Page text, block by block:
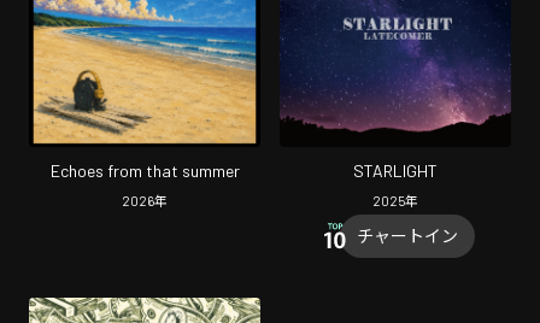
Echoes from that summer
2026年
STARLIGHT
2025年
チャートイン